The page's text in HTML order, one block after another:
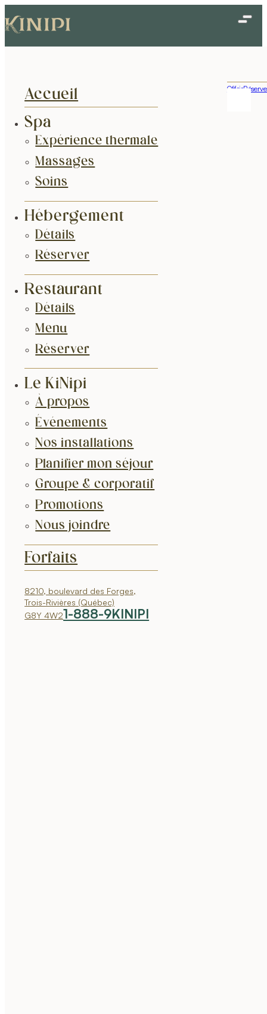
Accueil
Spa
Expérience thermale
Massages
Soins
Hébergement
Détails
Réserver
Restaurant
Détails
Menu
Réserver
Le KiNipi
À propos
Événements
Nos installations
Planifier mon séjour
Groupe & corporatif
Promotions
Nous joindre
Forfaits
8210, boulevard des Forges,
Trois-Rivières (Québec)
G8Y 4W21-888-9KINIPI
Offrir